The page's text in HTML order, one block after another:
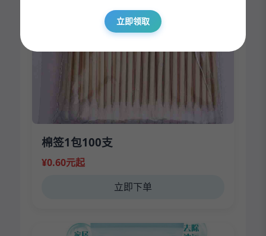
棉签1包100支
¥0.60元起
立即下单
立即领取